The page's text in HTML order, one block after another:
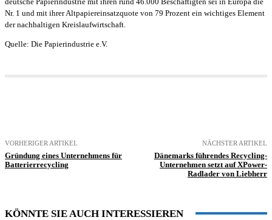
Nr. 1 und mit ihrer Altpapiereinsatzquote von 79 Prozent ein wichtiges Element
der nachhaltigen Kreislaufwirtschaft.
Quelle: Die Papierindustrie e.V.
VORHERIGER ARTIKEL
Gründung eines Unternehmens für
Batterierrecycling
NÄCHSTER ARTIKEL
Dänemarks führendes Recycling-
Unternehmen setzt auf XPower-
Radlader von Liebherr
KÖNNTE SIE AUCH INTERESSIEREN